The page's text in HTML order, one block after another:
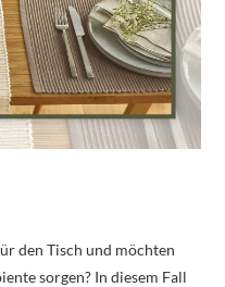
den Tisch und möchten
sorgen? In diesem Fall